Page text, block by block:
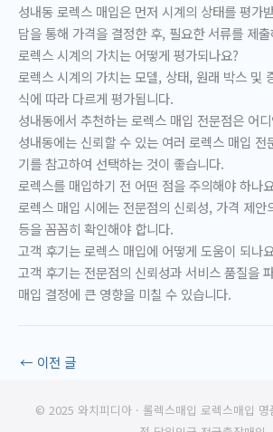
성내동 로렉스 매입은 먼저 시계의 상태를 평가
담을 통해 가격을 결정한 후, 필요한 서류를 제
로렉스 시계의 가치는 어떻게 평가되나요?
로렉스 시계의 가치는 모델, 상태, 원래 박스 및
식에 따라 다르게 평가됩니다.
성내동에서 추천하는 로렉스 매입 전문점은 어
성내동에는 신뢰할 수 있는 여러 로렉스 매입 전
기를 참고하여 선택하는 것이 좋습니다.
로렉스를 매입하기 전 어떤 점을 주의해야 하나
로렉스 매입 시에는 전문점의 신뢰성, 가격 제안
등을 꼼꼼히 확인해야 합니다.
고객 후기는 로렉스 매입에 어떻게 도움이 되나
고객 후기는 전문점의 신뢰성과 서비스 품질을
매입 결정에 큰 영향을 미칠 수 있습니다.
← 이전 글
© 2025 와치피디아 · 롤렉스매입 로렉스매입 명